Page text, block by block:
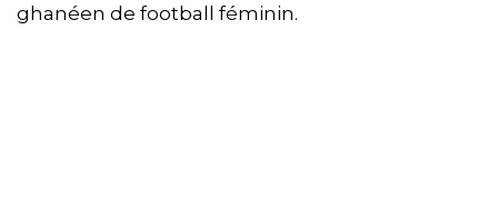
ghanéen de football féminin.